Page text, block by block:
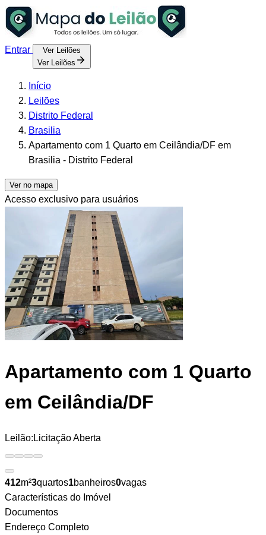
Entrar
Ver Leilões
Ver Leilões
Início
Leilões
Distrito Federal
Brasilia
Apartamento com 1 Quarto em Ceilândia/DF em
Brasilia - Distrito Federal
Ver no mapa
Acesso exclusivo para usuários
Apartamento com 1 Quarto
em Ceilândia/DF
Leilão: Licitação Aberta
412m²3quartos1banheiros0vagas
Características do Imóvel
Documentos
Endereço Completo